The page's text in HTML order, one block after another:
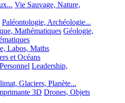
Vie Sauvage, Nature,
Paléontologie, Archéologie...
Mathématiques Géologie,
Labos, Maths
et Océans
Leadership,
Glaciers, Planète...
3D Drones, Objets